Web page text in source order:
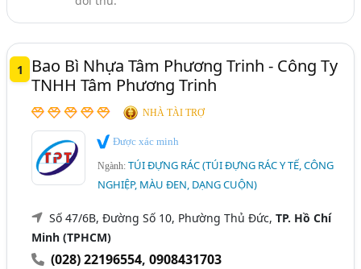
1
Bao Bì Nhựa Tâm Phương Trinh - Công Ty
TNHH Tâm Phương Trinh
NHÀ TÀI TRỢ
Được xác minh
Ngành:TÚI ĐỰNG RÁC (TÚI ĐỰNG RÁC Y TẾ, CÔNG
NGHIỆP, MÀU ĐEN, DẠNG CUỘN)
Số 47/6B, Đường Số 10, Phường Thủ Đức,TP. Hồ Chí
Minh (TPHCM)
(028) 22196554,0908431703